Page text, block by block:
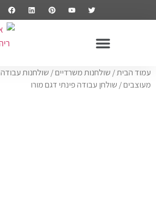
עמוד הבית/ שולחנות משרדיים/ שולחנות עבודה
מעוצבים/ שולחן עבודה פינתי דגם מורו